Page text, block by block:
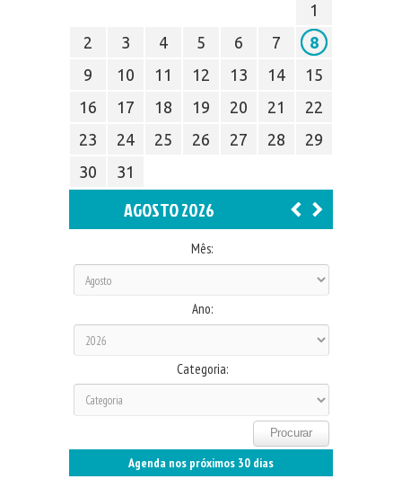
1
2
3 4 5 6 7
8
9
10 11 12 13 14
15
16
17 18 19 20 21
22
23
24 25 26 27 28
29
30
31
AGOSTO 2026
Mês:
Ano:
Categoria:
Agenda nos próximos 30 dias